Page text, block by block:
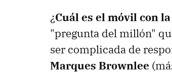
¿Cuál es el móvil con
"pregunta del millón"
ser complicada de
Marques Brownlee